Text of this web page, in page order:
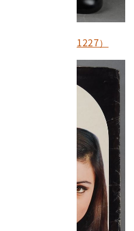
館藏號2010.019.1227）